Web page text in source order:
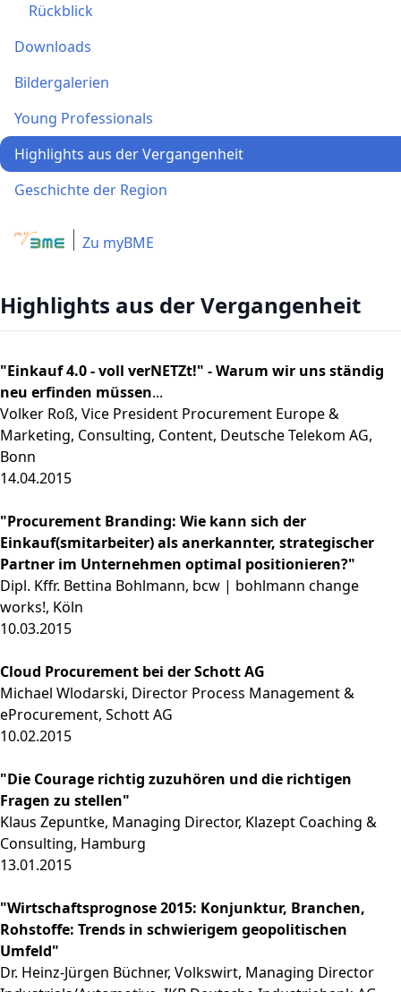
Rückblick
Downloads
Bildergalerien
Young Professionals
Highlights aus der Vergangenheit
Geschichte der Region
Zu myBME
Highlights aus der Vergangenheit
"Einkauf 4.0 - voll verNETZt!" - Warum wir uns ständig
neu erfinden müssen...
Volker Roß, Vice President Procurement Europe &
Marketing, Consulting, Content, Deutsche Telekom AG,
Bonn
14.04.2015
"Procurement Branding: Wie kann sich der
Einkauf(smitarbeiter) als anerkannter, strategischer
Partner im Unternehmen optimal positionieren?"
Dipl. Kffr. Bettina Bohlmann, bcw | bohlmann change
works!, Köln
10.03.2015
Cloud Procurement bei der Schott AG
Michael Wlodarski, Director Process Management &
eProcurement, Schott AG
10.02.2015
"Die Courage richtig zuzuhören und die richtigen
Fragen zu stellen"
Klaus Zepuntke, Managing Director, Klazept Coaching &
Consulting, Hamburg
13.01.2015
"Wirtschaftsprognose 2015: Konjunktur, Branchen,
Rohstoffe: Trends in schwierigem geopolitischen
Umfeld"
Dr. Heinz-Jürgen Büchner, Volkswirt, Managing Director